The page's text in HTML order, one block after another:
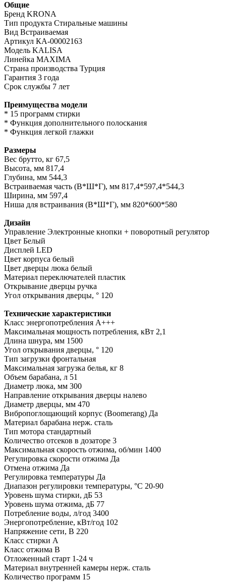
Общие
Бренд KRONA
Тип продукта Стиральные машины
Вид Встраиваемая
Артикул КА-00002163
Модель KALISA
Линейка MAXIMA
Страна производства Турция
Гарантия 3 года
Срок службы 7 лет
Преимущества модели
* 15 программ стирки
* Функция дополнительного полоскания
* Функция легкой глажки
Размеры
Вес брутто, кг 67,5
Высота, мм 817,4
Глубина, мм 544,3
Встраиваемая часть (В*Ш*Г), мм 817,4*597,4*544,3
Ширина, мм 597,4
Ниша для встраивания (В*Ш*Г), мм 820*600*580
Дизайн
Управление Электронные кнопки + поворотный регулятор
Цвет Белый
Дисплей LED
Цвет корпуса белый
Цвет дверцы люка белый
Материал переключателей пластик
Открывание дверцы ручка
Угол открывания дверцы, ° 120
Технические характеристики
Класс энергопотребления A+++
Максимальная мощность потребления, кВт 2,1
Длина шнура, мм 1500
Угол открывания дверцы, ° 120
Тип загрузки фронтальная
Максимальная загрузка белья, кг 8
Объем барабана, л 51
Диаметр люка, мм 300
Направление открывания дверцы налево
Диаметр дверцы, мм 470
Вибропоглощающий корпус (Boomerang) Да
Материал барабана нерж. сталь
Тип мотора стандартный
Количество отсеков в дозаторе 3
Максимальная скорость отжима, об/мин 1400
Регулировка скорости отжима Да
Отмена отжима Да
Регулировка температуры Да
Диапазон регулировки температуры, °С 20-90
Уровень шума стирки, дБ 53
Уровень шума отжима, дБ 77
Потребление воды, л/год 3400
Энергопотребление, кВт/год 102
Напряжение сети, В 220
Класс стирки A
Класс отжима B
Отложенный старт 1-24 ч
Материал внутренней камеры нерж. сталь
Количество программ 15